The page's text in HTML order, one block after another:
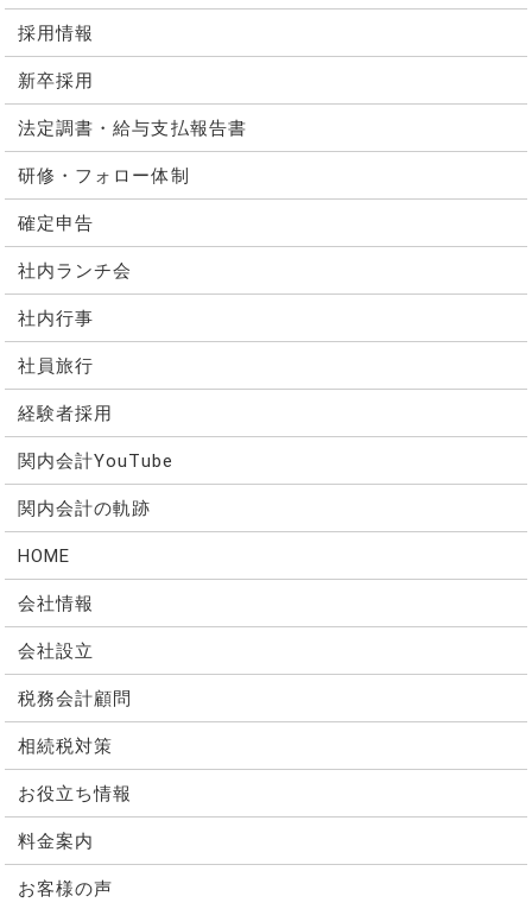
採用情報
新卒採用
法定調書・給与支払報告書
研修・フォロー体制
確定申告
社内ランチ会
社内行事
社員旅行
経験者採用
関内会計YouTube
関内会計の軌跡
HOME
会社情報
会社設立
税務会計顧問
相続税対策
お役立ち情報
料金案内
お客様の声